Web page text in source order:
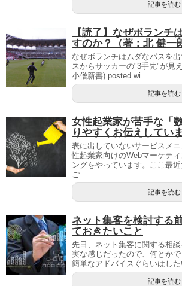
記事を読む
【読了】なぜボランチ
すのか？（著：北 健一
なぜボランチはムダなパスを
スからサッカーの"3手先"が見
小僧新書) posted wi...
記事を読む
女性起業家が苦手な「
りやすくお伝えしてい
表に出していないサービスメ
性起業家向けのWebマーケテ
ングをやっています。ここ最
ご...
記事を読む
ネット集客を検討する
ておきたいこと
先日、ネット集客に関する相
実な感じだったので、何とかで
簡単なアドバイスぐらいはし
記事を読む